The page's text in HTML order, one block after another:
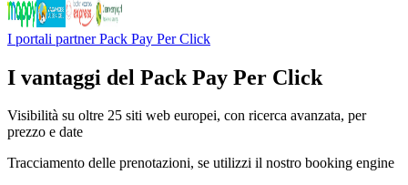
I portali partner Pack Pay Per Click
I vantaggi del Pack Pay Per Click
Visibilità su oltre 25 siti web europei, con ricerca avanzata, per
prezzo e date
Tracciamento delle prenotazioni, se utilizzi il nostro booking engine